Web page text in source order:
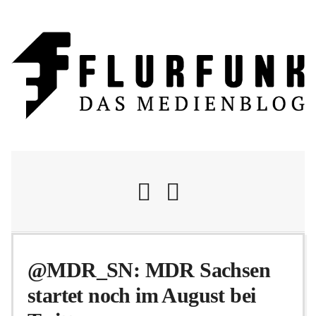
Flurschelte
@MDR_SN: MDR Sachsen
startet noch im August bei